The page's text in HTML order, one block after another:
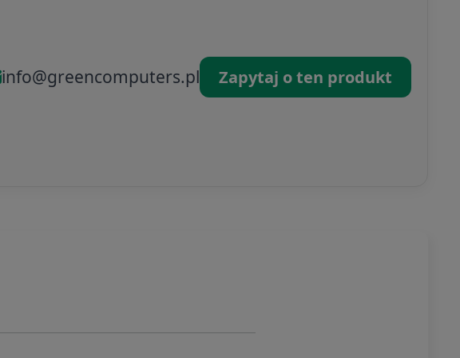
info@greencomputers.pl Zapytaj o ten produkt